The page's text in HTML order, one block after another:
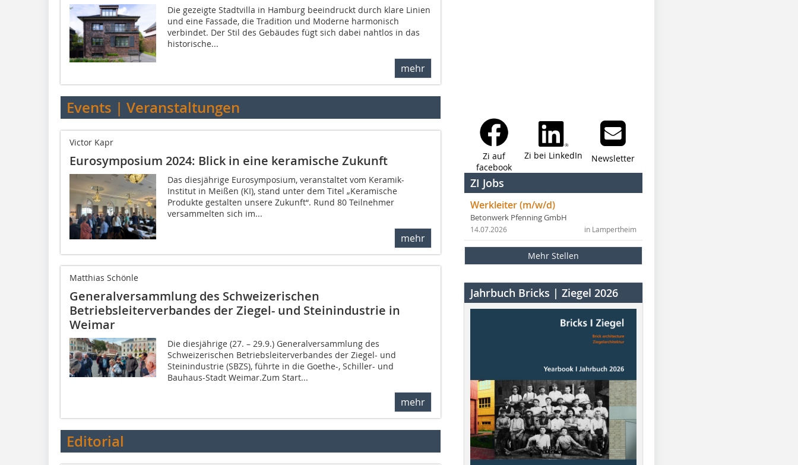
Die gezeigte Stadtvilla in Hamburg beeindruckt durch klare Linien
und eine Fassade, die Tradition und Moderne harmonisch
verbindet. Der Stil des Gebäudes fügt sich dabei nahtlos in das
historische...
mehr
Events | Veranstaltungen
Victor Kapr
Eurosymposium 2024: Blick in eine keramische Zukunft
Das diesjährige Eurosymposium, veranstaltet vom Keramik-
Institut in Meißen (KI), stand unter dem Titel „Keramische
Produkte gestalten unsere Zukunft“. Rund 80 Teilnehmer
versammelten sich im...
mehr
Matthias Schönle
Generalversammlung des Schweizerischen
Betriebsleiterverbandes der Ziegel- und Steinindustrie in
Weimar
Die diesjährige (27. – 29.9.) Generalversammlung des
Schweizerischen Betriebsleiterverbandes der Ziegel- und
Steinindustrie (SBZS), führte in die Goethe-, Schiller- und
Bauhaus-Stadt Weimar.Zum Start...
mehr
Editorial
Zi auf
facebook
Zi bei LinkedIn Newsletter
ZI Jobs
Werkleiter (m/w/d)
Betonwerk Pfenning GmbH
in Lampertheim
14.07.2026
Mehr Stellen
Jahrbuch Bricks | Ziegel 2026